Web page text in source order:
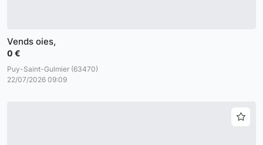
Vends oies,
0 €
Puy-Saint-Gulmier (63470)
22/07/2026 09:09